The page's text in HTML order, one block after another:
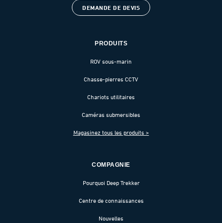
DEMANDE DE DEVIS
PRODUITS
ROV sous-marin
Chasse-pierres CCTV
Chariots utilitaires
Caméras submersibles
Magasinez tous les produits >
COMPAGNIE
Pourquoi Deep Trekker
Centre de connaissances
Nouvelles